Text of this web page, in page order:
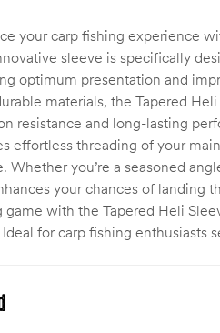
your carp fishing experience
sleeve is specifically
optimum presentation and
materials, the Tapered
resistance and long-lasting
effortless threading of your
Whether you’re a seasoned
your chances of landing
game with the Tapered Heli
for carp fishing enthusiasts